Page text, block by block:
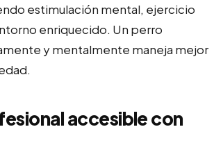
estimulación mental, ejercicio
enriquecido. Un perro
y mentalmente maneja mejor
accesible con